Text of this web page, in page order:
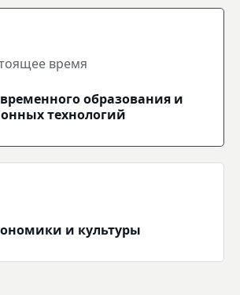
время
образования и
технологий
и культуры